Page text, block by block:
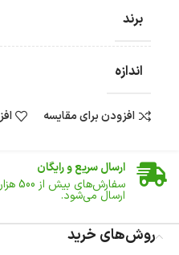
برند
اندازه
افزودن برای مقایسه
ضمانت اصالت کالا
ارسال سریع و رایگان
سفارش‌های بیش از 500 هزار
ارسال می‌شود.
تا 14 روز پس از تحویل کالا می‌توانید آن را برگشت دهید.
روش‌های خرید